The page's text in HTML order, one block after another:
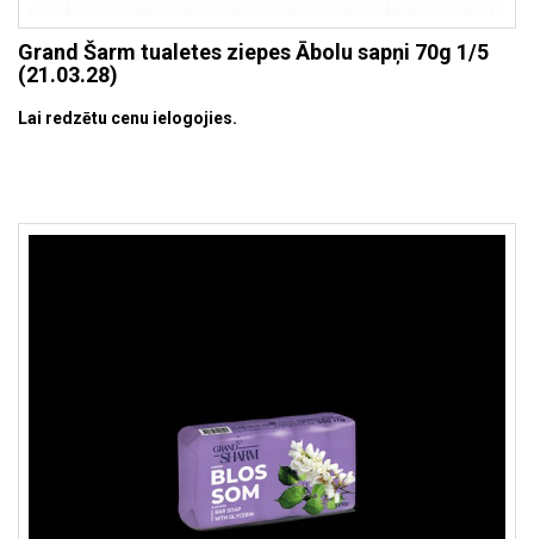
Grand Šarm tualetes ziepes Ābolu sapņi 70g 1/5
(21.03.28)
Lai redzētu cenu ielogojies.